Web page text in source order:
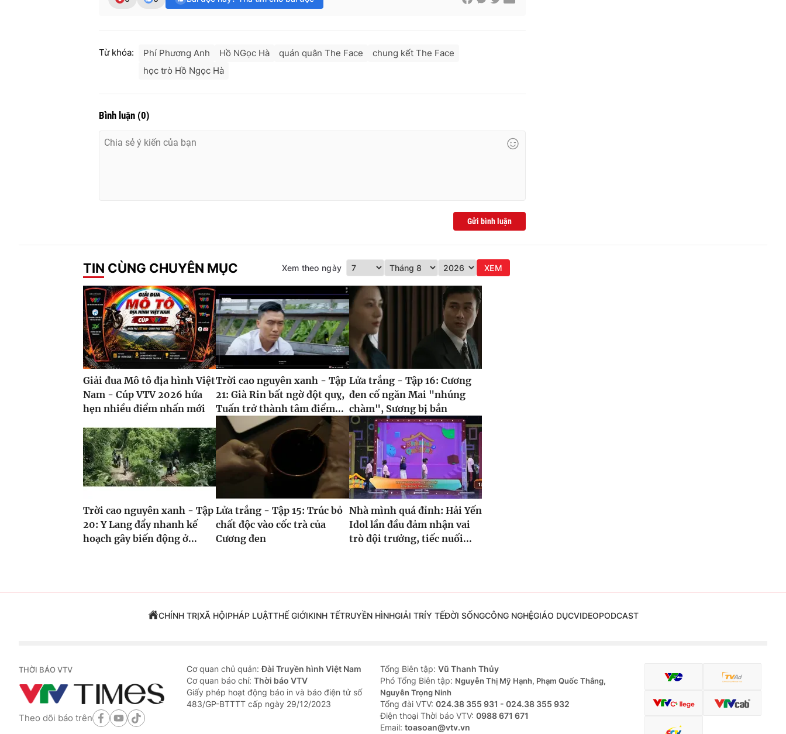
Từ khóa: Phí Phương Anh Hồ NGọc Hà quán quân The Face
chung kết The Face
học trò Hồ Ngọc Hà
Bình luận (0)
Gửi bình luận
TIN CÙNG CHUYÊN MỤC Xem theo ngày XEM
Giải đua Mô tô địa hình Việt
Nam - Cúp VTV 2026 hứa
hẹn nhiều điểm nhấn mới
Trời cao nguyên xanh - Tập
21: Già Rin bất ngờ đột quỵ,
Tuấn trở thành tâm điểm...
Lửa trắng - Tập 16: Cương
đen cố ngăn Mai "nhúng
chàm", Sương bị bắn
Trời cao nguyên xanh - Tập
20: Y Lang đẩy nhanh kế
hoạch gây biến động ở...
Lửa trắng - Tập 15: Trúc bỏ
chất độc vào cốc trà của
Cương đen
Nhà mình quá đỉnh: Hải Yến
Idol lần đầu đảm nhận vai
trò đội trưởng, tiếc nuối...
CHÍNH TRỊXÃ HỘIPHÁP LUẬTTHẾ GIỚIKINH TẾTRUYỀN HÌNHGIẢI TRÍY TẾĐỜI SỐNGCÔNG NGHỆGIÁO DỤCVIDEOPODCAST
THỜI BÁO VTV
Theo dõi báo trên
Cơ quan chủ quản:Đài Truyền hình Việt Nam
Cơ quan báo chí: Thời báo VTV
Giấy phép hoạt động báo in và báo điện tử số
483/GP-BTTTT cấp ngày 29/12/2023
Tổng Biên tập: Vũ Thanh Thủy
Phó Tổng Biên tập: Nguyễn Thị Mỹ Hạnh, Phạm Quốc Thắng,
Nguyễn Trọng Ninh
Tổng đài VTV: 024.38 355 931 - 024.38 355 932
Ðiện thoại Thời báo VTV: 0988 671 671
Email: toasoan@vtv.vn